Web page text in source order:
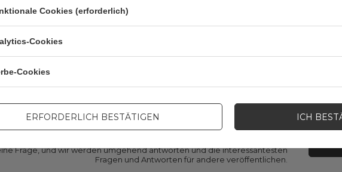
Verpackungslänge in Zentimetern
Brauchen Sie Hilfe? Haben Sie Fragen?
Frage, und wir werden umgehend antworten und die interessantesten
Fragen und Antworten für andere veröffentlichen.
Cookies (erforderlich)
Cookies
Cookies
ERFORDERLICH BESTÄTIGEN ICH